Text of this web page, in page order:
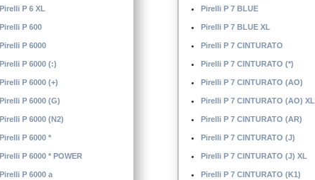
Pirelli P 6 XL
Pirelli P 600
Pirelli P 6000
Pirelli P 6000 (:)
Pirelli P 6000 (+)
Pirelli P 6000 (G)
Pirelli P 6000 (N2)
Pirelli P 6000 *
Pirelli P 6000 * POWER
Pirelli P 6000 a
Pirelli P 7 BLUE
Pirelli P 7 BLUE XL
Pirelli P 7 CINTURATO
Pirelli P 7 CINTURATO (*)
Pirelli P 7 CINTURATO (AO)
Pirelli P 7 CINTURATO (AO) XL
Pirelli P 7 CINTURATO (AR)
Pirelli P 7 CINTURATO (J)
Pirelli P 7 CINTURATO (J) XL
Pirelli P 7 CINTURATO (K1)